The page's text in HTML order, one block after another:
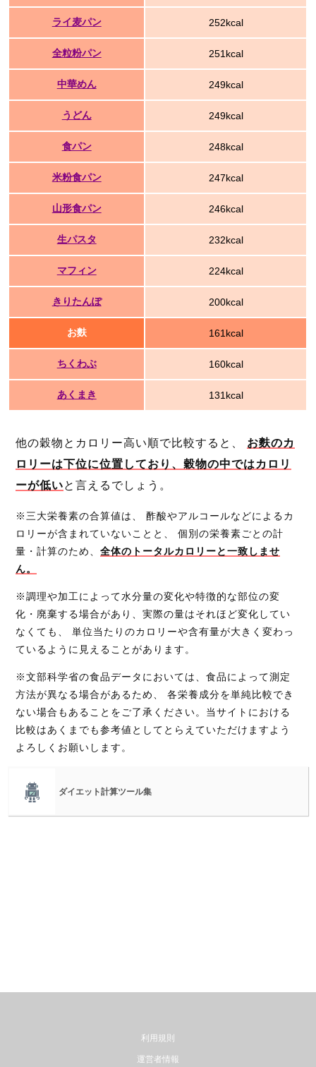
ライ麦パン 252kcal
全粒粉パン 251kcal
中華めん 249kcal
うどん 249kcal
食パン 248kcal
米粉食パン 247kcal
山形食パン 246kcal
生パスタ 232kcal
マフィン 224kcal
きりたんぽ 200kcal
お麩 161kcal
ちくわぶ 160kcal
あくまき 131kcal
他の穀物とカロリー高い順で比較すると、 お麩のカ
ロリーは下位に位置しており、穀物の中ではカロリ
ーが低いと言えるでしょう。
※三大栄養素の合算値は、 酢酸やアルコールなどによるカ
ロリーが含まれていないことと、 個別の栄養素ごとの計
量・計算のため、 全体のトータルカロリーと一致しませ
ん。
※調理や加工によって水分量の変化や特徴的な部位の変
化・廃棄する場合があり、実際の量はそれほど変化してい
なくても、 単位当たりのカロリーや含有量が大きく変わっ
ているように見えることがあります。
※文部科学省の食品データにおいては、食品によって測定
方法が異なる場合があるため、 各栄養成分を単純比較でき
ない場合もあることをご了承ください。当サイトにおける
比較はあくまでも参考値としてとらえていただけますよう
よろしくお願いします。
ダイエット計算ツール集
利用規則
運営者情報